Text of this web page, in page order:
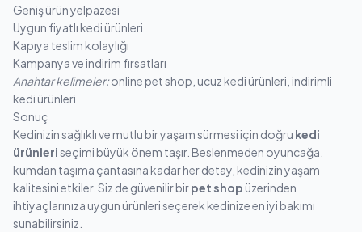
Geniş ürün yelpazesi
Uygun fiyatlı kedi ürünleri
Kapıya teslim kolaylığı
Kampanya ve indirim fırsatları
Anahtar kelimeler:online pet shop, ucuz kedi ürünleri, indirimli
kedi ürünleri
Sonuç
Kedinizin sağlıklı ve mutlu bir yaşam sürmesi için doğru kedi
ürünleri seçimi büyük önem taşır. Beslenmeden oyuncağa,
kumdan taşıma çantasına kadar her detay, kedinizin yaşam
kalitesini etkiler. Siz de güvenilir birpet shop üzerinden
ihtiyaçlarınıza uygun ürünleri seçerek kedinize en iyi bakımı
sunabilirsiniz.